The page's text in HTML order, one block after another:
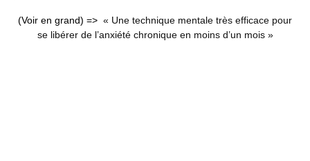
(Voir en grand) => « Une technique mentale très efficace pour
se libérer de l’anxiété chronique en moins d’un mois »